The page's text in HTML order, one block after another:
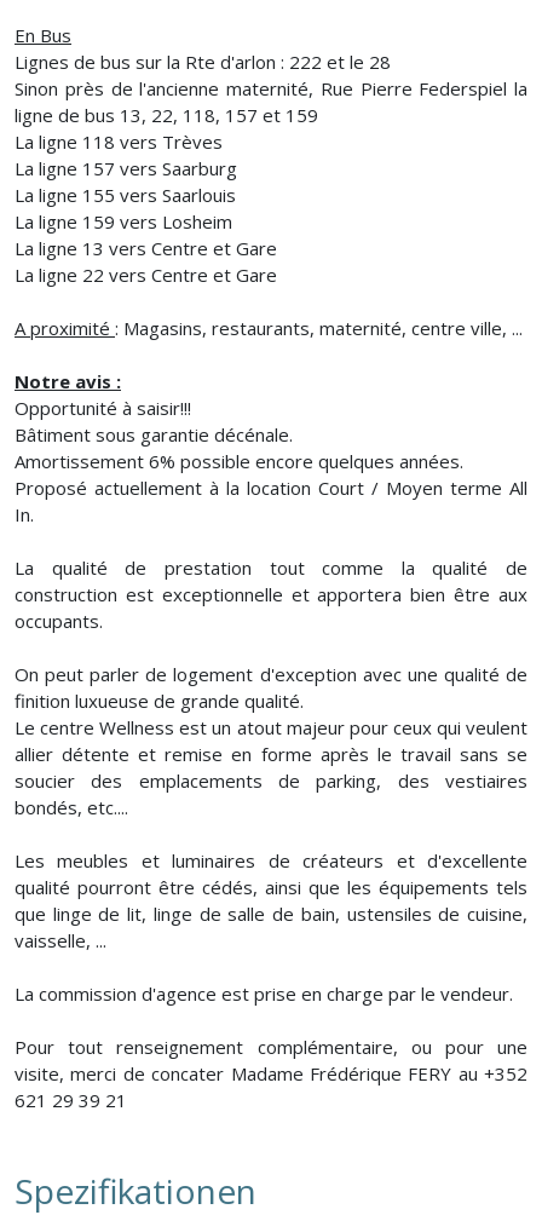
En Bus
Lignes de bus sur la Rte d'arlon : 222 et le 28
Sinon près de l'ancienne maternité, Rue Pierre Federspiel la
ligne de bus 13, 22, 118, 157 et 159
La ligne 118 vers Trèves
La ligne 157 vers Saarburg
La ligne 155 vers Saarlouis
La ligne 159 vers Losheim
La ligne 13 vers Centre et Gare
La ligne 22 vers Centre et Gare
A proximité : Magasins, restaurants, maternité, centre ville, ...
Notre avis :
Opportunité à saisir!!!
Bâtiment sous garantie décénale.
Amortissement 6% possible encore quelques années.
Proposé actuellement à la location Court / Moyen terme All
In.
La qualité de prestation tout comme la qualité de
construction est exceptionnelle et apportera bien être aux
occupants.
On peut parler de logement d'exception avec une qualité de
finition luxueuse de grande qualité.
Le centre Wellness est un atout majeur pour ceux qui veulent
allier détente et remise en forme après le travail sans se
soucier des emplacements de parking, des vestiaires
bondés, etc....
Les meubles et luminaires de créateurs et d'excellente
qualité pourront être cédés, ainsi que les équipements tels
que linge de lit, linge de salle de bain, ustensiles de cuisine,
vaisselle, ...
La commission d'agence est prise en charge par le vendeur.
Pour tout renseignement complémentaire, ou pour une
visite, merci de concater Madame Frédérique FERY au +352
621 29 39 21
Spezifikationen